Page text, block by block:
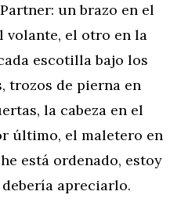
un brazo en el
volante, el otro en la
escotilla bajo los
trozos de pierna en
la cabeza en el
último, el maletero en
está ordenado, estoy
apreciarlo.